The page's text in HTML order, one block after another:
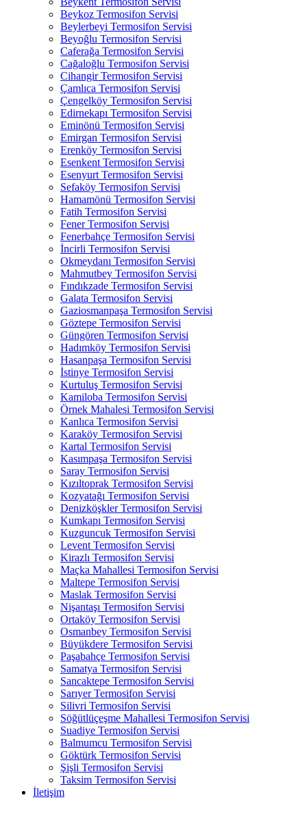
Beykoz Termosifon Servisi
Beylerbeyi Termosifon Servisi
Beyoğlu Termosifon Servisi
Caferağa Termosifon Servisi
Cağaloğlu Termosifon Servisi
Cihangir Termosifon Servisi
Çamlıca Termosifon Servisi
Çengelköy Termosifon Servisi
Edirnekapı Termosifon Servisi
Eminönü Termosifon Servisi
Emirgan Termosifon Servisi
Erenköy Termosifon Servisi
Esenkent Termosifon Servisi
Esenyurt Termosifon Servisi
Sefaköy Termosifon Servisi
Hamamönü Termosifon Servisi
Fatih Termosifon Servisi
Fener Termosifon Servisi
Fenerbahçe Termosifon Servisi
İncirli Termosifon Servisi
Okmeydanı Termosifon Servisi
Mahmutbey Termosifon Servisi
Fındıkzade Termosifon Servisi
Galata Termosifon Servisi
Gaziosmanpaşa Termosifon Servisi
Göztepe Termosifon Servisi
Güngören Termosifon Servisi
Hadımköy Termosifon Servisi
Hasanpaşa Termosifon Servisi
İstinye Termosifon Servisi
Kurtuluş Termosifon Servisi
Kamiloba Termosifon Servisi
Örnek Mahalesi Termosifon Servisi
Kanlıca Termosifon Servisi
Karaköy Termosifon Servisi
Kartal Termosifon Servisi
Kasımpaşa Termosifon Servisi
Saray Termosifon Servisi
Kızıltoprak Termosifon Servisi
Kozyatağı Termosifon Servisi
Denizköşkler Termosifon Servisi
Kumkapı Termosifon Servisi
Kuzguncuk Termosifon Servisi
Levent Termosifon Servisi
Kirazlı Termosifon Servisi
Maçka Mahallesi Termosifon Servisi
Maltepe Termosifon Servisi
Maslak Termosifon Servisi
Nişantaşı Termosifon Servisi
Ortaköy Termosifon Servisi
Osmanbey Termosifon Servisi
Büyükdere Termosifon Servisi
Paşabahçe Termosifon Servisi
Samatya Termosifon Servisi
Sancaktepe Termosifon Servisi
Sarıyer Termosifon Servisi
Silivri Termosifon Servisi
Söğütlüçeşme Mahallesi Termosifon Servisi
Suadiye Termosifon Servisi
Balmumcu Termosifon Servisi
Göktürk Termosifon Servisi
Şişli Termosifon Servisi
Taksim Termosifon Servisi
İletişim